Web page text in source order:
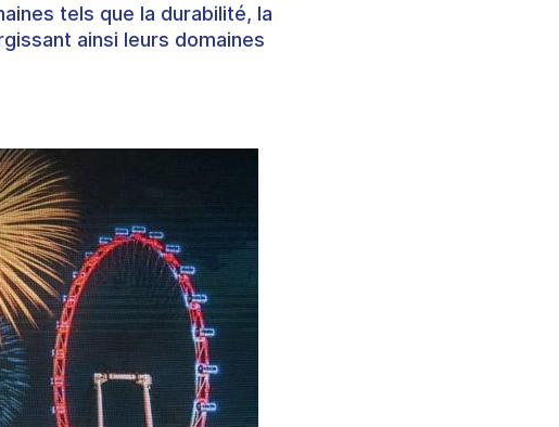
tels que la durabilité, la
ainsi leurs domaines